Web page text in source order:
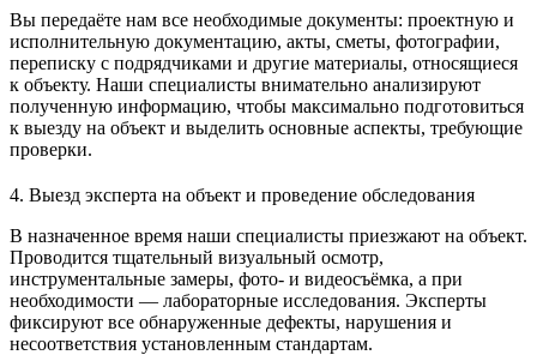
Вы передаёте нам все необходимые документы: проектную и
исполнительную документацию, акты, сметы, фотографии,
переписку с подрядчиками и другие материалы, относящиеся
к объекту. Наши специалисты внимательно анализируют
полученную информацию, чтобы максимально подготовиться
к выезду на объект и выделить основные аспекты, требующие
проверки.
4. Выезд эксперта на объект и проведение обследования
В назначенное время наши специалисты приезжают на объект.
Проводится тщательный визуальный осмотр,
инструментальные замеры, фото- и видеосъёмка, а при
необходимости — лабораторные исследования. Эксперты
фиксируют все обнаруженные дефекты, нарушения и
несоответствия установленным стандартам.